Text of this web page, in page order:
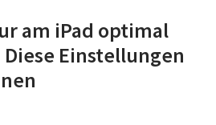
am iPad optimal
Einstellungen